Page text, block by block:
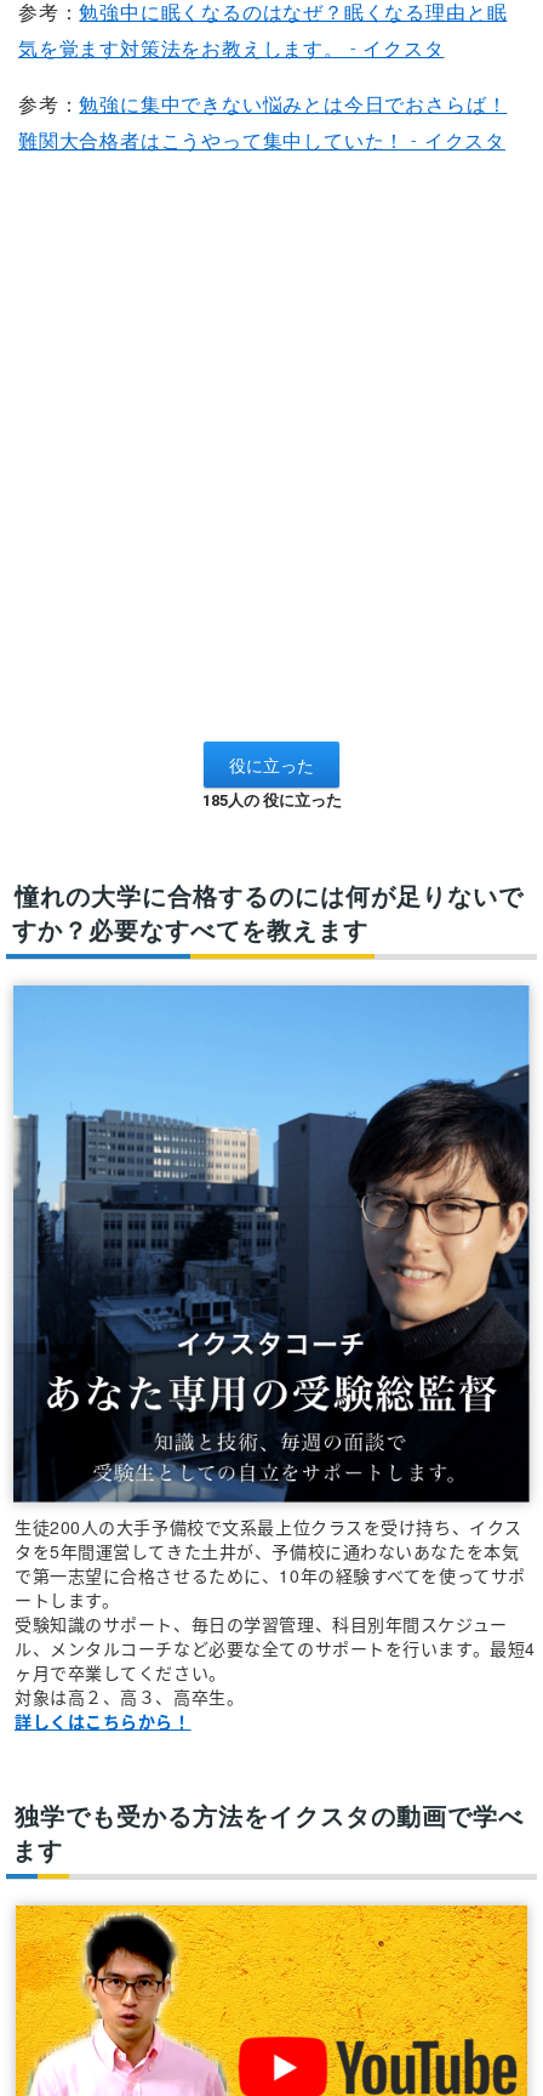
参考：勉強中に眠くなるのはなぜ？眠くなる理由と眠
気を覚ます対策法をお教えします。 - イクスタ
参考：勉強に集中できない悩みとは今日でおさらば！
難関大合格者はこうやって集中していた！ - イクスタ
185人の 役に立った
憧れの大学に合格するのには何が足りないで
すか？必要なすべてを教えます
生徒200人の大手予備校で文系最上位クラスを受け持ち、イクス
タを5年間運営してきた土井が、予備校に通わないあなたを本気
で第一志望に合格させるために、10年の経験すべてを使ってサポ
ートします。
受験知識のサポート、毎日の学習管理、科目別年間スケジュー
ル、メンタルコーチなど必要な全てのサポートを行います。最短4
ヶ月で卒業してください。
対象は高２、高３、高卒生。
詳しくはこちらから！
独学でも受かる方法をイクスタの動画で学べ
ます